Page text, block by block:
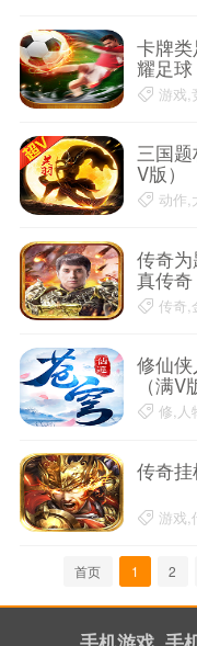
卡牌
耀足球
游戏,
三国
V版）
动作,
传奇
真传奇
传奇,
修仙
（满V
修,人
传奇挂
游戏,
首页 1 2